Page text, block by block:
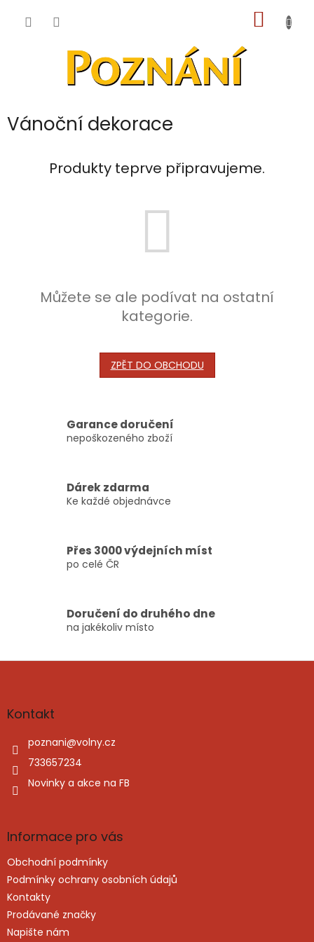
KOŠÍK
Vánoční dekorace
Produkty teprve připravujeme.
Můžete se ale podívat na ostatní
kategorie.
ZPĚT DO OBCHODU
Garance doručení
nepoškozeného zboží
Dárek zdarma
Ke každé objednávce
Přes 3000 výdejních míst
po celé ČR
Doručení do druhého dne
na jakékoliv místo
Z
aKontakt
poznani@volny.cz
733657234
Novinky a akce na FB
Informace pro vás
Obchodní podmínky
Podmínky ochrany osobních údajů
Kontakty
Prodávané značky
Napište nám